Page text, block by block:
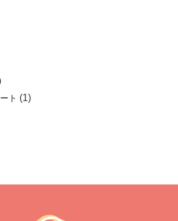
ト (1)